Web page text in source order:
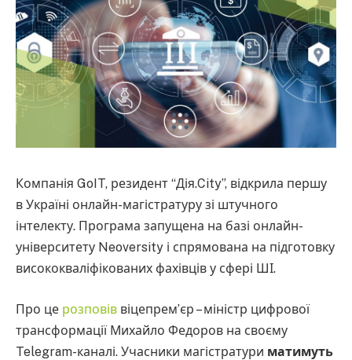
Компанія GoIT, резидент “Дія.City”, відкрила першу
в Україні онлайн-магістратуру зі штучного
інтелекту. Програма запущена на базі онлайн-
університету Neoversity і спрямована на підготовку
висококваліфікованих фахівців у сфері ШІ.
Про це розповів віцепрем’єр – міністр цифрової
трансформації Михайло Федоров на своєму
Telegram-каналі. Учасники магістратури матимуть